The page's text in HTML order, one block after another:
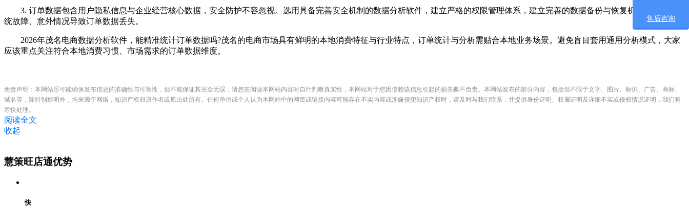
3. 订单数据包含用户隐私信息与企业经营核心数据，安全防护不容忽视。选用具备完善安全机制的数据分析软件，建立严格的权限管理体系，建立完善的数据备份与恢复机制，避免因系
统故障、意外情况导致订单数据丢失。
2026年茂名电商数据分析软件，能精准统计订单数据吗?茂名的电商市场具有鲜明的本地消费特征与行业特点，订单统计与分析需贴合本地业务场景。避免盲目套用通用分析模式，大家
应该重点关注符合本地消费习惯、市场需求的订单数据维度。
免责声明：本网站尽可能确保发布信息的准确性与可靠性，但不能保证其完全无误，请您在阅读本网站内容时自行判断真实性，本网站对于您因信赖该信息引起的损失概不负责。本网站发布的部分内容，包括但不限于文字、图片、标识、广告、商标、
域名等，除特别标明外，均来源于网络，知识产权归原作者或原出处所有。任何单位或个人认为本网站中的网页或链接内容可能存在不实内容或涉嫌侵犯知识产权时，请及时与我们联系，并提供身份证明、权属证明及详细不实或侵权情况证明，我们将
尽快处理。
阅读全文
收起
慧策旺店通优势
快
售后咨询